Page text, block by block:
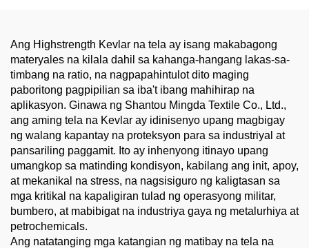
Ang Highstrength Kevlar na tela ay isang makabagong
materyales na kilala dahil sa kahanga-hangang lakas-sa-
timbang na ratio, na nagpapahintulot dito maging
paboritong pagpipilian sa iba't ibang mahihirap na
aplikasyon. Ginawa ng Shantou Mingda Textile Co., Ltd.,
ang aming tela na Kevlar ay idinisenyo upang magbigay
ng walang kapantay na proteksyon para sa industriyal at
pansariling paggamit. Ito ay inhenyong itinayo upang
umangkop sa matinding kondisyon, kabilang ang init, apoy,
at mekanikal na stress, na nagsisiguro ng kaligtasan sa
mga kritikal na kapaligiran tulad ng operasyong militar,
bumbero, at mabibigat na industriya gaya ng metalurhiya at
petrochemicals.
Ang natatanging mga katangian ng matibay na tela na